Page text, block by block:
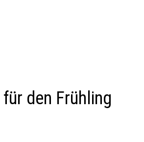
den Frühling